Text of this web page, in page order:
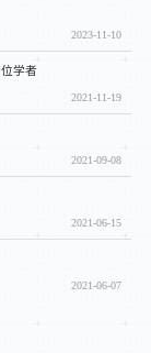
2023-11-10
学者
2021-11-19
2021-09-08
2021-06-15
2021-06-07